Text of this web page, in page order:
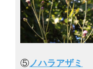
⑤ノハラアザミ